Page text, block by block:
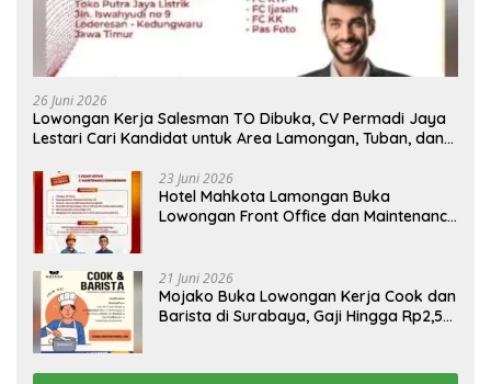
26 Juni 2026
Lowongan Kerja Salesman TO Dibuka, CV Permadi Jaya
Lestari Cari Kandidat untuk Area Lamongan, Tuban, dan
23 Juni 2026
Hotel Mahkota Lamongan Buka
Lowongan Front Office dan Maintenance
21 Juni 2026
Mojako Buka Lowongan Kerja Cook dan
Barista di Surabaya, Gaji Hingga Rp2,5